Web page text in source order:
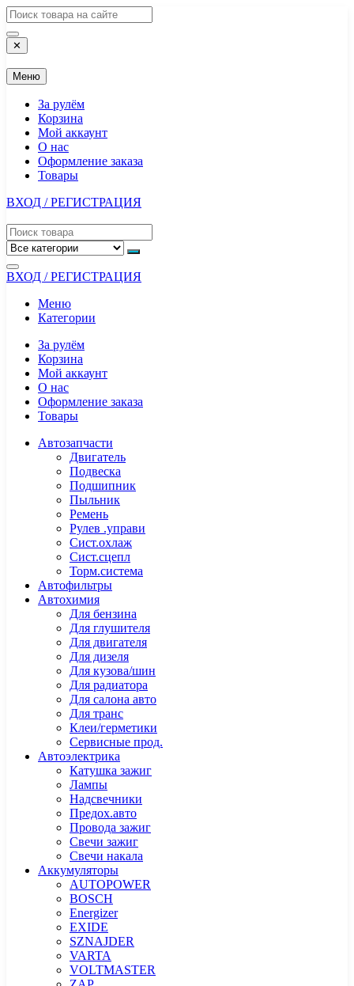
Перейти
к
содержимому
✕
Меню
За рулём
Корзина
Мой аккаунт
О нас
Оформление заказа
Товары
ВХОД / РЕГИСТРАЦИЯ
ВХОД / РЕГИСТРАЦИЯ
Меню
Категории
За рулём
Корзина
Мой аккаунт
О нас
Оформление заказа
Товары
Автозапчасти
Двигатель
Подвеска
Подшипник
Пыльник
Ремень
Рулев .управи
Сист.охлаж
Сист.сцепл
Торм.система
Автофильтры
Автохимия
Для бензина
Для глушителя
Для двигателя
Для дизеля
Для кузова/шин
Для радиатора
Для салона авто
Для транс
Клеи/герметики
Сервисные прод.
Автоэлектрика
Катушка зажиг
Лампы
Надсвечники
Предох.авто
Провода зажиг
Свечи зажиг
Свечи накала
Аккумуляторы
AUTOPOWER
BOSCH
Energizer
EXIDE
SZNAJDER
VARTA
VOLTMASTER